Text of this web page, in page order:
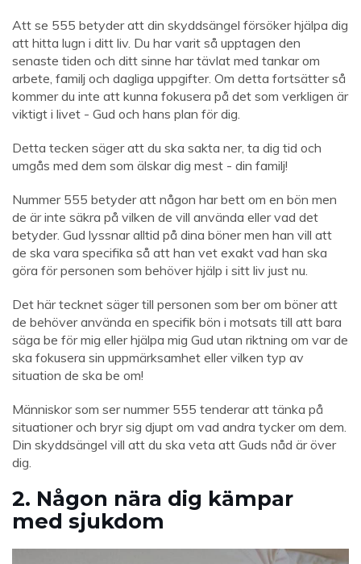
Att se 555 betyder att din skyddsängel försöker hjälpa dig
att hitta lugn i ditt liv. Du har varit så upptagen den
senaste tiden och ditt sinne har tävlat med tankar om
arbete, familj och dagliga uppgifter. Om detta fortsätter så
kommer du inte att kunna fokusera på det som verkligen är
viktigt i livet - Gud och hans plan för dig.
Detta tecken säger att du ska sakta ner, ta dig tid och
umgås med dem som älskar dig mest - din familj!
Nummer 555 betyder att någon har bett om en bön men
de är inte säkra på vilken de vill använda eller vad det
betyder. Gud lyssnar alltid på dina böner men han vill att
de ska vara specifika så att han vet exakt vad han ska
göra för personen som behöver hjälp i sitt liv just nu.
Det här tecknet säger till personen som ber om böner att
de behöver använda en specifik bön i motsats till att bara
säga be för mig eller hjälpa mig Gud utan riktning om var de
ska fokusera sin uppmärksamhet eller vilken typ av
situation de ska be om!
Människor som ser nummer 555 tenderar att tänka på
situationer och bryr sig djupt om vad andra tycker om dem.
Din skyddsängel vill att du ska veta att Guds nåd är över
dig.
2. Någon nära dig kämpar
med sjukdom